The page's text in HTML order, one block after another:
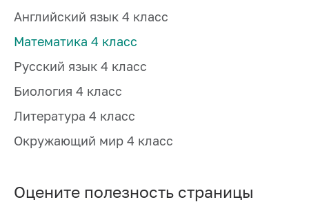
Английский язык 4 класс
Математика 4 класс
Русский язык 4 класс
Биология 4 класс
Литература 4 класс
Окружающий мир 4 класс
Оцените полезность страницы